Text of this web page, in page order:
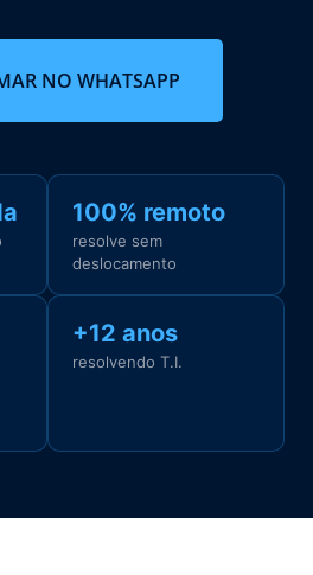
NO WHATSAPP
100% remoto
resolve sem
deslocamento
+12 anos
resolvendo T.I.